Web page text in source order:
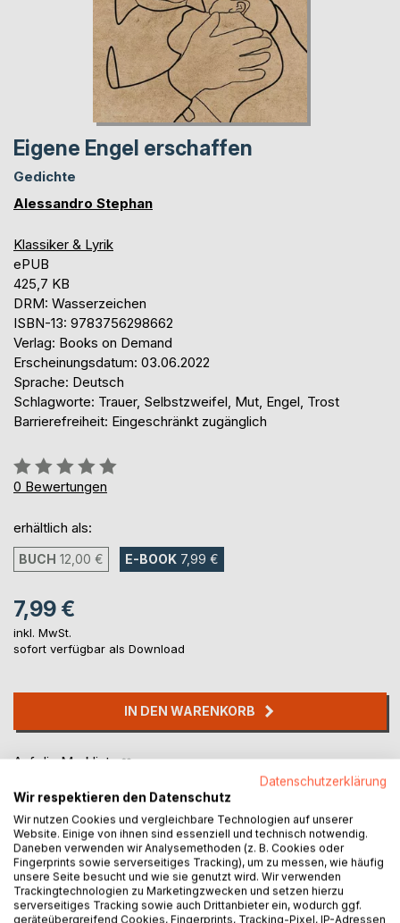
Eigene Engel erschaffen
Gedichte
Alessandro Stephan
Klassiker & Lyrik
ePUB
425,7 KB
DRM: Wasserzeichen
ISBN-13: 9783756298662
Verlag: Books on Demand
Erscheinungsdatum: 03.06.2022
Sprache: Deutsch
Schlagworte: Trauer, Selbstzweifel, Mut, Engel, Trost
Barrierefreiheit: Eingeschränkt zugänglich
Bewertung::
0%
0 Bewertungen
erhältlich als:
BUCH 12,00 € E-BOOK 7,99 €
7,99 €
inkl. MwSt.
sofort verfügbar als Download
IN DEN WARENKORB
Auf die Merkliste
BESCHREIBUNG
Datenschutzerklärung
Wir respektieren den Datenschutz
Wir nutzen Cookies und vergleichbare Technologien auf unserer
Website. Einige von ihnen sind essenziell und technisch notwendig.
Daneben verwenden wir Analysemethoden (z. B. Cookies oder
Fingerprints sowie serverseitiges Tracking), um zu messen, wie häufig
unsere Seite besucht und wie sie genutzt wird. Wir verwenden
Trackingtechnologien zu Marketingzwecken und setzen hierzu
serverseitiges Tracking sowie auch Drittanbieter ein, wodurch ggf.
geräteübergreifend Cookies, Fingerprints, Tracking-Pixel, IP-Adressen